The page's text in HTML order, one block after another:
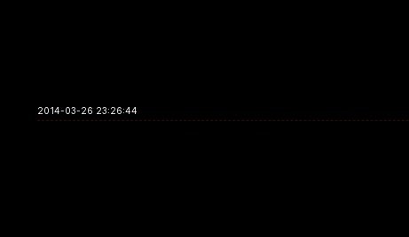
2014-03-26 23:26:44